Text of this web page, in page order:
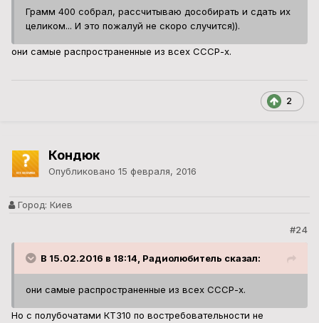
Грамм 400 собрал, рассчитываю дособирать и сдать их
целиком... И это пожалуй не скоро случится)).
они самые распространенные из всех СССР-х.
2
Кондюк
Опубликовано 15 февраля, 2016
Город: Киев
#24
В 15.02.2016 в 18:14, Радиолюбитель сказал:
они самые распространенные из всех СССР-х.
Но с полубочатами КТ310 по востребовательности не